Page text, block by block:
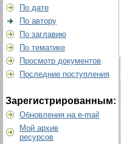
По дате
По автору
По заглавию
По тематике
Просмотр документов
Последние поступления
Зарегистрированным:
Обновления на e-mail
Мой архив
ресурсов